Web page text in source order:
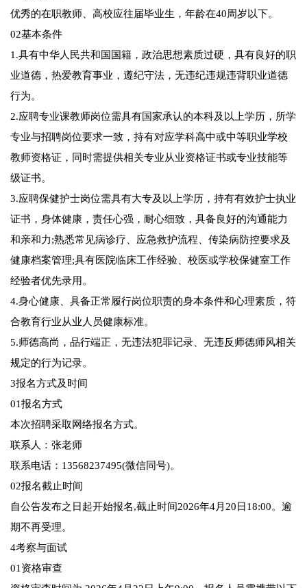
优秀的在职教师、高校应往届毕业生，年龄在40周岁以下。
02基本条件
1.具有中华人民共和国国籍，政治思想素质过硬，具有良好的职
业道德，热爱教育事业，遵纪守法，无违纪违规违背职业道德
行为。
2.应聘专业课教师岗位需具有国家承认的本科及以上学历，所学
专业与招聘岗位要求一致，持有对应学科高中或中等职业学校
教师资格证，同时需提供相关专业从业资格证书或专业技能等
级证书。
3.应聘保健护士岗位需具有大专及以上学历，持有有效护士执业
证书，身体健康，责任心强，耐心细致，具备良好的沟通能力
和亲和力;熟悉常见病诊疗、应急救护流程、传染病防控要求及
健康档案管理;具有医院临床工作经验、校医或学校保健室工作
经验者优先录用。
4.身心健康、具备正常履行岗位职责的身本条件和心理素质，符
合教育行业从业人员健康标准。
5.师德高尚，品行端正，无违法犯罪记录、无违反师德师风相关
规定的行为记录。
3报名方式及时间
01报名方式
本次招聘采取网络报名方式。
联系人：张老师
联系电话：13568237495(微信同号)。
02报名截止时间
自公告发布之日起开始报名,截止时间2026年4月20日18:00。逾
期不再受理。
4考察与面试
01资格审查